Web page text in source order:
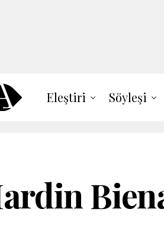
Eleştiri Söyleşi